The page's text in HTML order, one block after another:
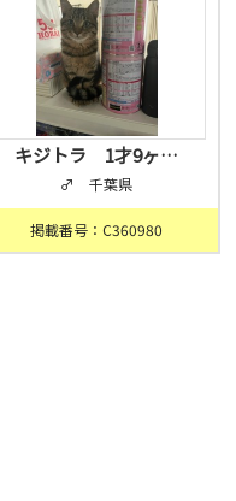
キジトラ 1才9ヶ…
♂ 千葉県
掲載番号：C360980